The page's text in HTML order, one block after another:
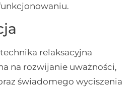
relaksacyjna
na rozwijanie uważności,
świadomego wyciszenia